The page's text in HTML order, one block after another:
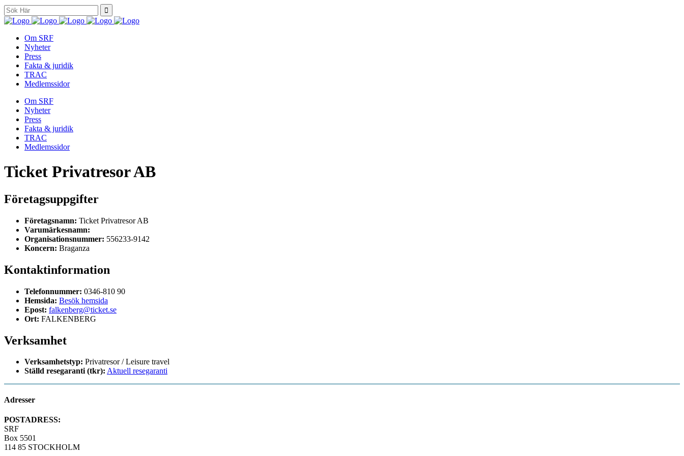
Search
for:
Om SRF
Nyheter
Press
Fakta & juridik
TRAC
Medlemssidor
Om SRF
Nyheter
Press
Fakta & juridik
TRAC
Medlemssidor
Ticket Privatresor AB
Företagsuppgifter
Företagsnamn: Ticket Privatresor AB
Varumärkesnamn:
Organisationsnummer: 556233-9142
Koncern: Braganza
Kontaktinformation
Telefonnummer: 0346-810 90
Hemsida: Besök hemsida
Epost: falkenberg@ticket.se
Ort: FALKENBERG
Verksamhet
Verksamhetstyp: Privatresor / Leisure travel
Ställd resegaranti (tkr): Aktuell resegaranti
Adresser
POSTADRESS:
SRF
Box 5501
114 85 STOCKHOLM